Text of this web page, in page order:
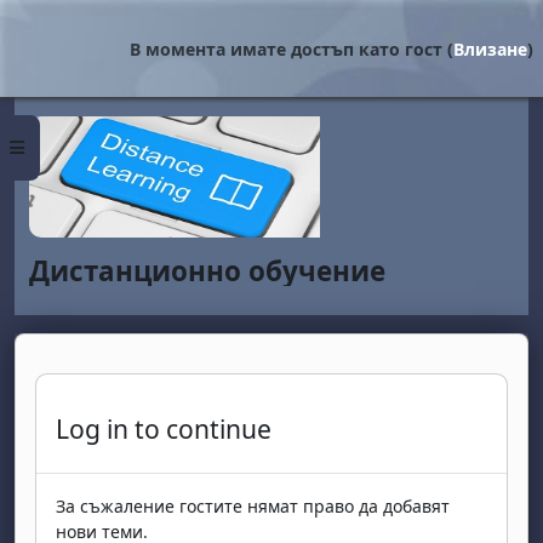
Страничен панел
В момента имате достъп като гост (Влизане)
Дистанционно обучение
Log in to continue
За съжаление гостите нямат право да добавят
нови теми.